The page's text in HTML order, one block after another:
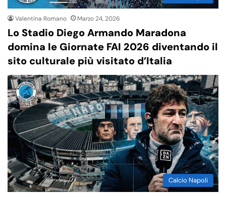
Valentina Romano Marzo 24, 2026
Lo Stadio Diego Armando Maradona
domina le Giornate FAI 2026 diventando il
sito culturale più visitato d’Italia
Calcio Napoli